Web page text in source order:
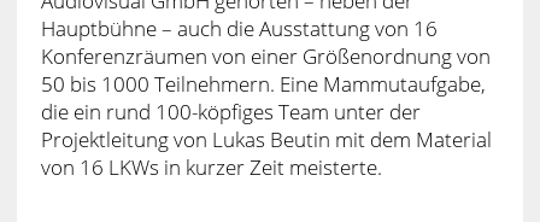
Hauptbühne – auch die Ausstattung von 16
Konferenzräumen von einer Größenordnung von
50 bis 1000 Teilnehmern. Eine Mammutaufgabe,
die ein rund 100-köpfiges Team unter der
Projektleitung von Lukas Beutin mit dem Material
von 16 LKWs in kurzer Zeit meisterte.